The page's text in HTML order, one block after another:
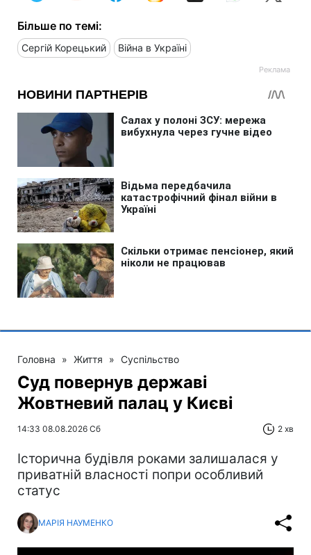
Більше по темі:
Сергій Корецький Війна в Україні
Головна » Життя » Суспільство
Суд повернув державі
Жовтневий палац у Києві
14:33 08.08.2026 Сб 2 хв
Історична будівля роками залишалася у
приватній власності попри особливий
статус
МАРІЯ НАУМЕНКО